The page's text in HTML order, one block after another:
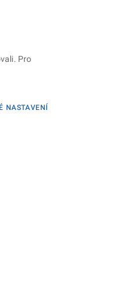
Pro
NASTAVENÍ